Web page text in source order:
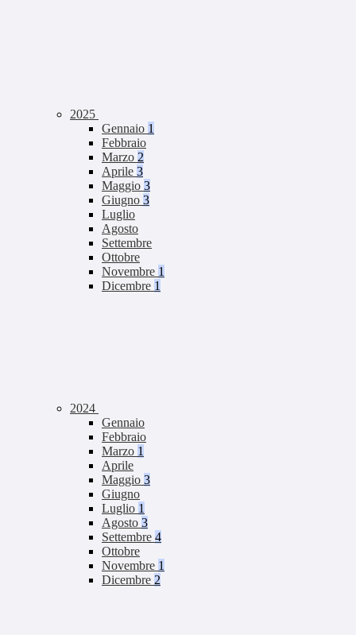
2025
Gennaio 1
Febbraio
Marzo 2
Aprile 3
Maggio 3
Giugno 3
Luglio
Agosto
Settembre
Ottobre
Novembre 1
Dicembre 1
2024
Gennaio
Febbraio
Marzo 1
Aprile
Maggio 3
Giugno
Luglio 1
Agosto 3
Settembre 4
Ottobre
Novembre 1
Dicembre 2